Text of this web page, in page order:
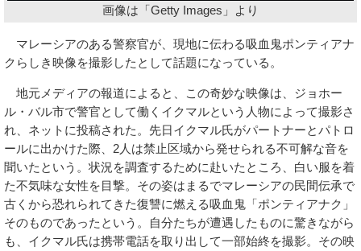
画像は「Getty Images」より
マレーシアのある警察官が、現地に伝わる吸血鬼ポンティアナ
クらしき映像を撮影したとして話題になっている。
地元メディアの報道によると、この奇妙な映像は、ジョホー
ル・バル市で警官として働くイクマルという人物によって撮影さ
れ、ネットに投稿された。先日イクマル氏がパートナーとパトロ
ールに出かけた際、2人は禁止区域から発せられる不可解な音を
聞いたという。状況を調査するために赴いたところ、白い服を着
た不気味な女性を目撃。その姿はまるでマレーシアの民間伝承で
古くから恐れられてきた復讐に燃える吸血鬼「ポンティアナク」
そのものであったという。自分たちが遭遇したものに驚きながら
も、イクマル氏は携帯電話を取り出して一部始終を撮影。その映